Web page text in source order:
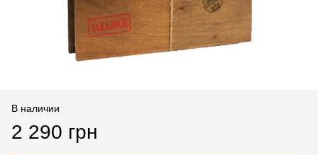
В наличии
2 290 грн